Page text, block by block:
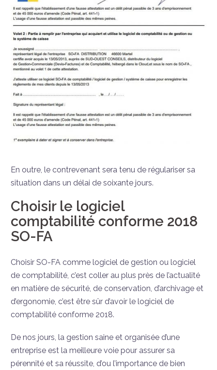
En outre, le contrevenant sera tenu de régulariser sa
situation dans un délai de soixante jours.
Choisir le logiciel
comptabilité conforme 2018
SO-FA
Choisir SO-FA comme logiciel de gestion ou logiciel
de comptabilité, c’est coller au plus près de l’actualité
en matière de sécurité, de conservation, d’archivage et
d’ergonomie, c’est être sûr d’avoir le logiciel de
comptabilité conforme 2018.
De nos jours, la gestion saine et organisée d’une
entreprise est la meilleure voie pour assurer sa
pérennité et sa réussite, d’ou l’importance de bien